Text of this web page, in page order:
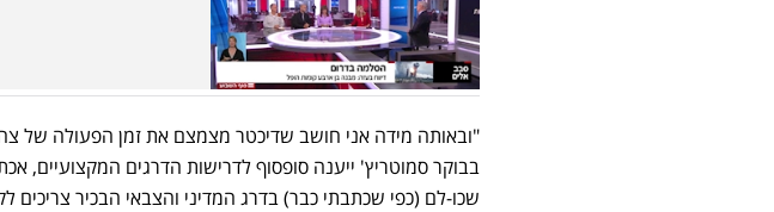
"ובאותה מידה אני חושב שדיכטר מצמצם את זמן הפעולה של
בבוקר סמוטריץ' ייענה סופסוף לדרישות הדרגים המקצועיים,
שכו-לם (כפי שכתבתי כבר) בדרג המדיני והצבאי הבכיר צריכים